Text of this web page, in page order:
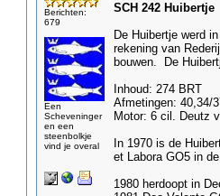
Berichten:
679
Een
Scheveninger
en een
steenbolkje
vind je overal
SCH 242 Huibertje
De Huibertje werd
rekening van
bouwen. De
Inhoud: 274 BRT
Afmetingen: 40,34/
Motor: 6 cil. Deutz
In 1970 is de
et Labora GO5 in
1980 herdoopt in